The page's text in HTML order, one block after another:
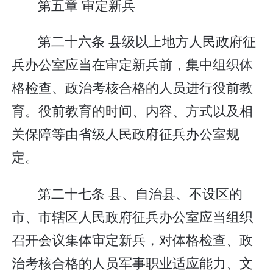
第五章 审定新兵
第二十六条 县级以上地方人民政府征
兵办公室应当在审定新兵前，集中组织体
格检查、政治考核合格的人员进行役前教
育。役前教育的时间、内容、方式以及相
关保障等由省级人民政府征兵办公室规
定。
第二十七条 县、自治县、不设区的
市、市辖区人民政府征兵办公室应当组织
召开会议集体审定新兵，对体格检查、政
治考核合格的人员军事职业适应能力、文